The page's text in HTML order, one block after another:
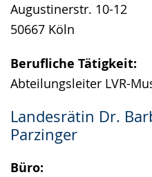
Augustinerstr. 10-12
50667 Köln
Berufliche Tätigkeit:
Abteilungsleiter LVR-
Landesrätin Dr.
Parzinger
Büro: